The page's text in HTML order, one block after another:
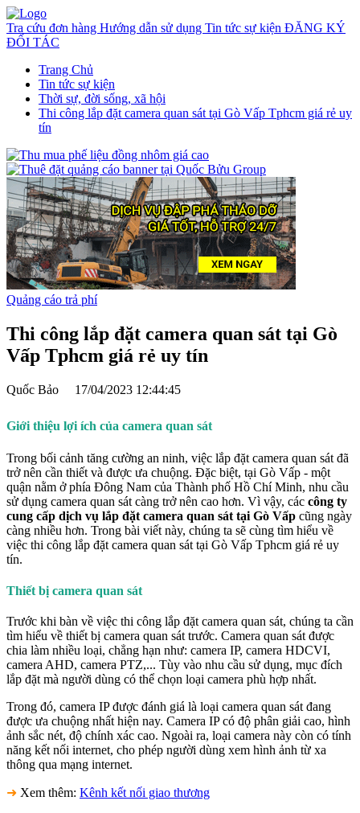
Tra cứu đơn hàng Hướng dẫn sử dụng Tin tức sự kiện ĐĂNG KÝ
ĐỐI TÁC
Trang Chủ
Tin tức sự kiện
Thời sự, đời sống, xã hội
Thi công lắp đặt camera quan sát tại Gò Vấp Tphcm giá rẻ uy
tín
Quảng cáo trả phí
Thi công lắp đặt camera quan sát tại Gò
Vấp Tphcm giá rẻ uy tín
Quốc Bảo 17/04/2023 12:44:45
Giới thiệu lợi ích của camera quan sát
Trong bối cảnh tăng cường an ninh, việc lắp đặt camera quan sát đã
trở nên cần thiết và được ưa chuộng. Đặc biệt, tại Gò Vấp - một
quận nằm ở phía Đông Nam của Thành phố Hồ Chí Minh, nhu cầu
sử dụng camera quan sát càng trở nên cao hơn. Vì vậy, các công ty
cung cấp dịch vụ lắp đặt camera quan sát tại Gò Vấp cũng ngày
càng nhiều hơn. Trong bài viết này, chúng ta sẽ cùng tìm hiểu về
việc thi công lắp đặt camera quan sát tại Gò Vấp Tphcm giá rẻ uy
tín.
Thiết bị camera quan sát
Trước khi bàn về việc thi công lắp đặt camera quan sát, chúng ta cần
tìm hiểu về thiết bị camera quan sát trước. Camera quan sát được
chia làm nhiều loại, chẳng hạn như: camera IP, camera HDCVI,
camera AHD, camera PTZ,... Tùy vào nhu cầu sử dụng, mục đích
lắp đặt mà người dùng có thể chọn loại camera phù hợp nhất.
Trong đó, camera IP được đánh giá là loại camera quan sát đang
được ưa chuộng nhất hiện nay. Camera IP có độ phân giải cao, hình
ảnh sắc nét, độ chính xác cao. Ngoài ra, loại camera này còn có tính
năng kết nối internet, cho phép người dùng xem hình ảnh từ xa
thông qua mạng internet.
➜ Xem thêm: Kênh kết nối giao thương